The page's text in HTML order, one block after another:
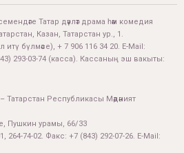
Татар дәүләт драма һәм комедия
Казан, Татарстан ур., 1.
итү бүлмәсе), + 7 906 116 34 20. E-Mail:
293-03-74 (касса). Кассаның эш вакыты:
Татарстан Республикасы Мәдәният
Пушкин урамы, 66/33
264-74-02. Факс: +7 (843) 292-07-26. E-Mail: